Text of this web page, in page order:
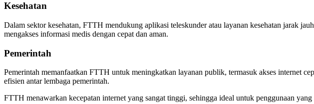
Kesehatan
Dalam sektor kesehatan, FTTH mendukung aplikasi teleskunder atau layanan kesehatan jarak
mengakses informasi medis dengan cepat dan aman.
Pemerintah
Pemerintah memanfaatkan FTTH untuk meningkatkan layanan publik, termasuk akses internet
efisien antar lembaga pemerintah.
FTTH menawarkan kecepatan internet yang sangat tinggi, sehingga ideal untuk penggunaan